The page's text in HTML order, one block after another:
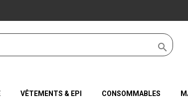

VÊTEMENTS & EPI CONSOMMABLES